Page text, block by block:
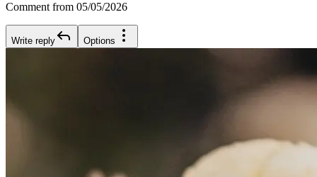
Comment from 05/05/2026
Write reply Options